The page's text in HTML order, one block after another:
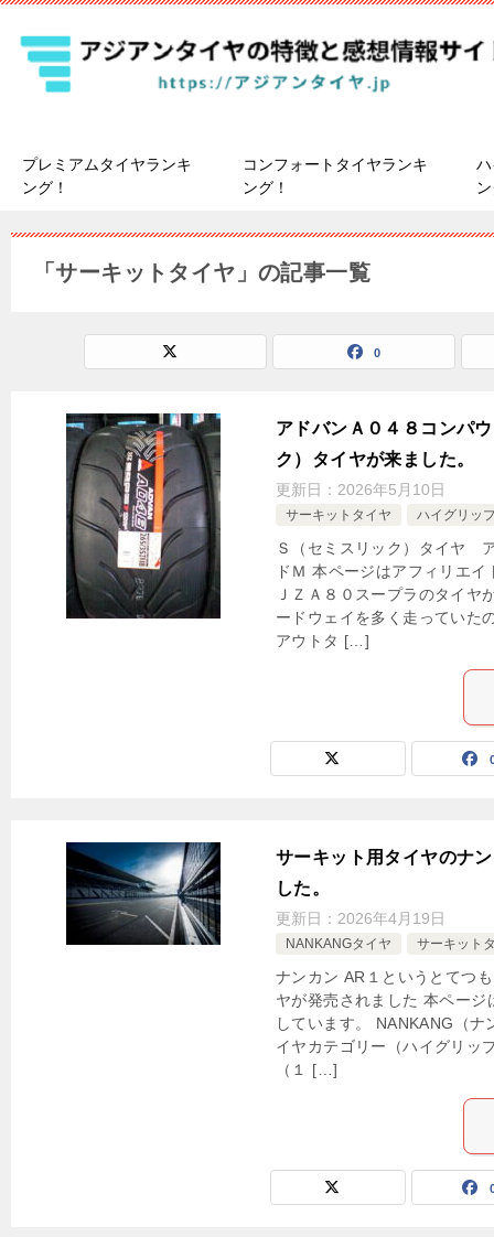
プレミアムタイヤランキ
ング！
コンフォートタイヤランキ
ング！
「サーキットタイヤ」の記事一覧
0
アドバンＡ０４８コンパ
ク）タイヤが来ました。
更新日： 2026年5月10日
サーキットタイヤ ハイグリッ
Ｓ（セミスリック）タイヤ
ドＭ 本ページはアフィリエ
ＪＺＡ８０スープラのタイヤ
ードウェイを多く走っていた
アウトタ […]
サーキット用タイヤのナ
した。
更新日： 2026年4月19日
NANKANGタイヤ サーキット
ナンカン AR１というとてつ
ヤが発売されました 本ペー
しています。 NANKANG（
イヤカテゴリー（ハイグリ
（１ […]